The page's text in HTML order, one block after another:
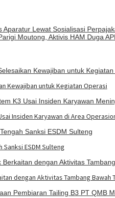
Lewat Sosialisasi
Moutong, Aktivis HAM Duga
Kewajiban untuk Kegiatan Operasi
Insiden Karyawan di Area
ESDM Sulteng
dengan Aktivitas Tambang Bawah